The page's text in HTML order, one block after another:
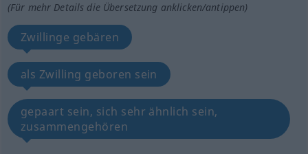
(Für mehr Details die Übersetzung anklicken/antippen)
Zwillinge gebären
als Zwilling geboren sein
gepaart sein, sich sehr ähnlich sein,
zusammengehören